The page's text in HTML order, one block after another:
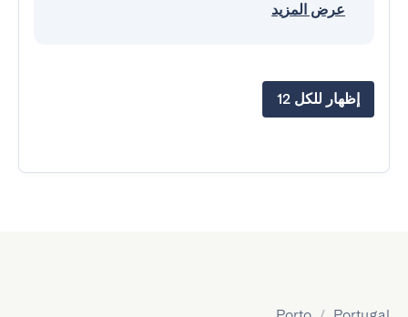
عرض المزيد
إظهار للكل 12